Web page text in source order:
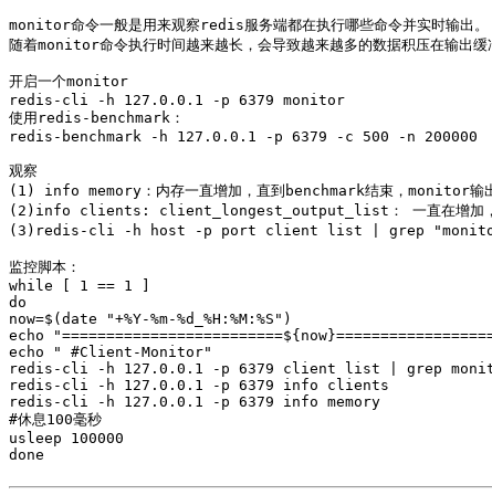
monitor命令一般是用来观察redis服务端都在执行哪些命令并实时输出。
随着monitor命令执行时间越来越长，会导致越来越多的数据积压在输出缓
开启一个monitor
redis-cli -h 127.0.0.1 -p 6379 monitor
使用redis-benchmark：
redis-benchmark -h 127.0.0.1 -p 6379 -c 500 -n 200000
观察
(1) info memory：内存一直增加，直到benchmark结束，monitor输
(2)info clients: client_longest_output_list： 一直在增加，直
(3)redis-cli -h host -p port client list | grep "monitor" omem
监控脚本：
while [ 1 == 1 ]
do
now=$(date "+%Y-%m-%d_%H:%M:%S")
echo
echo " #Client-Monitor"
redis-cli -h 127.0.0.1 -p 6379 client list | grep
redis-cli -h 127.0.0.1 -p 6379 info clients
redis-cli -h 127.0.0.1 -p 6379 info memory
#休息100毫秒
usleep 100000